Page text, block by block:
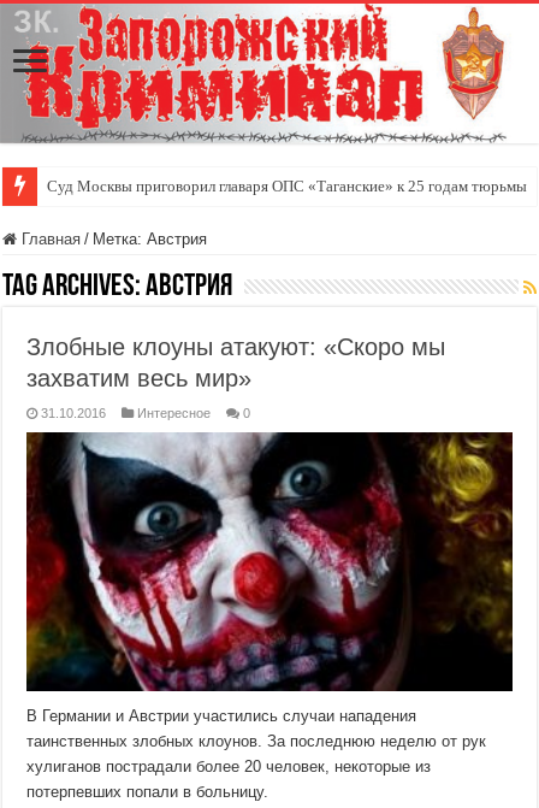
Суд Москвы приговорил главаря ОПС «Таганские» к 25 годам тюрьмы
Главная / Метка:Австрия
Tag Archives:Австрия
Злобные клоуны атакуют: «Скоро мы
захватим весь мир»
31.10.2016 Интересное 0
В Германии и Австрии участились случаи нападения
таинственных злобных клоунов. За последнюю неделю от рук
хулиганов пострадали более 20 человек, некоторые из
потерпевших попали в больницу.